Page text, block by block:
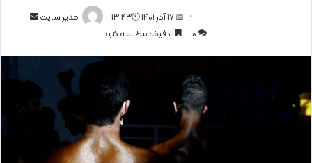
مدیر سایت
ل
📅 17 آذر 1401 🕙13:43
0